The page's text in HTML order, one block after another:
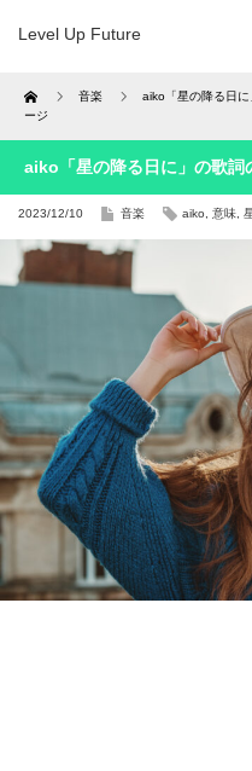
Level Up Future
Home 音楽
aiko「星の降る日
ージ
aiko「星の降る日に」の歌詞
2023/12/10 音楽 aiko 意味